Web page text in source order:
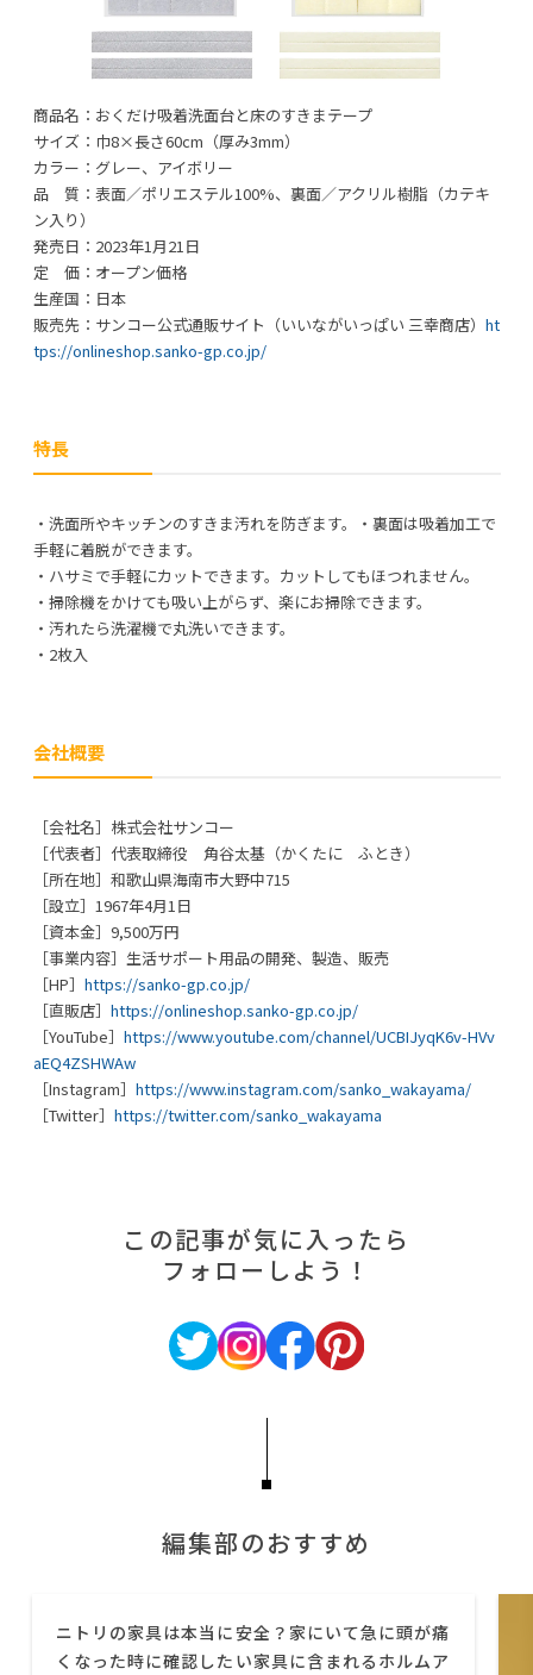
商品名：おくだけ吸着洗面台と床のすきまテープ
サイズ：巾8×長さ60cm（厚み3mm）
カラー：グレー、アイボリー
品 質：表面／ポリエステル100%、裏面／アクリル樹脂（カテキ
ン入り）
発売日：2023年1月21日
定 価：オープン価格
生産国：日本
販売先：サンコー公式通販サイト（いいながいっぱい 三幸商店） ht
tps://onlineshop.sanko-gp.co.jp/
特長
・洗面所やキッチンのすきま汚れを防ぎます。・裏面は吸着加工で
手軽に着脱ができます。
・ハサミで手軽にカットできます。カットしてもほつれません。
・掃除機をかけても吸い上がらず、楽にお掃除できます。
・汚れたら洗濯機で丸洗いできます。
・2枚入
会社概要
［会社名］株式会社サンコー
［代表者］代表取締役 角谷太基（かくたに ふとき）
［所在地］和歌山県海南市大野中715
［設立］1967年4月1日
［資本金］9,500万円
［事業内容］生活サポート用品の開発、製造、販売
［HP］ https://sanko-gp.co.jp/
［直販店］ https://onlineshop.sanko-gp.co.jp/
［YouTube］ https://www.youtube.com/channel/UCBIJyqK6v-HVv
aEQ4ZSHWAw
［Instagram］ https://www.instagram.com/sanko_wakayama/
［Twitter］ https://twitter.com/sanko_wakayama
この記事が気に入ったら
フォローしよう！
編集部のおすすめ
ニトリの家具は本当に安全？家にいて急に頭が痛
くなった時に確認したい家具に含まれるホルムア